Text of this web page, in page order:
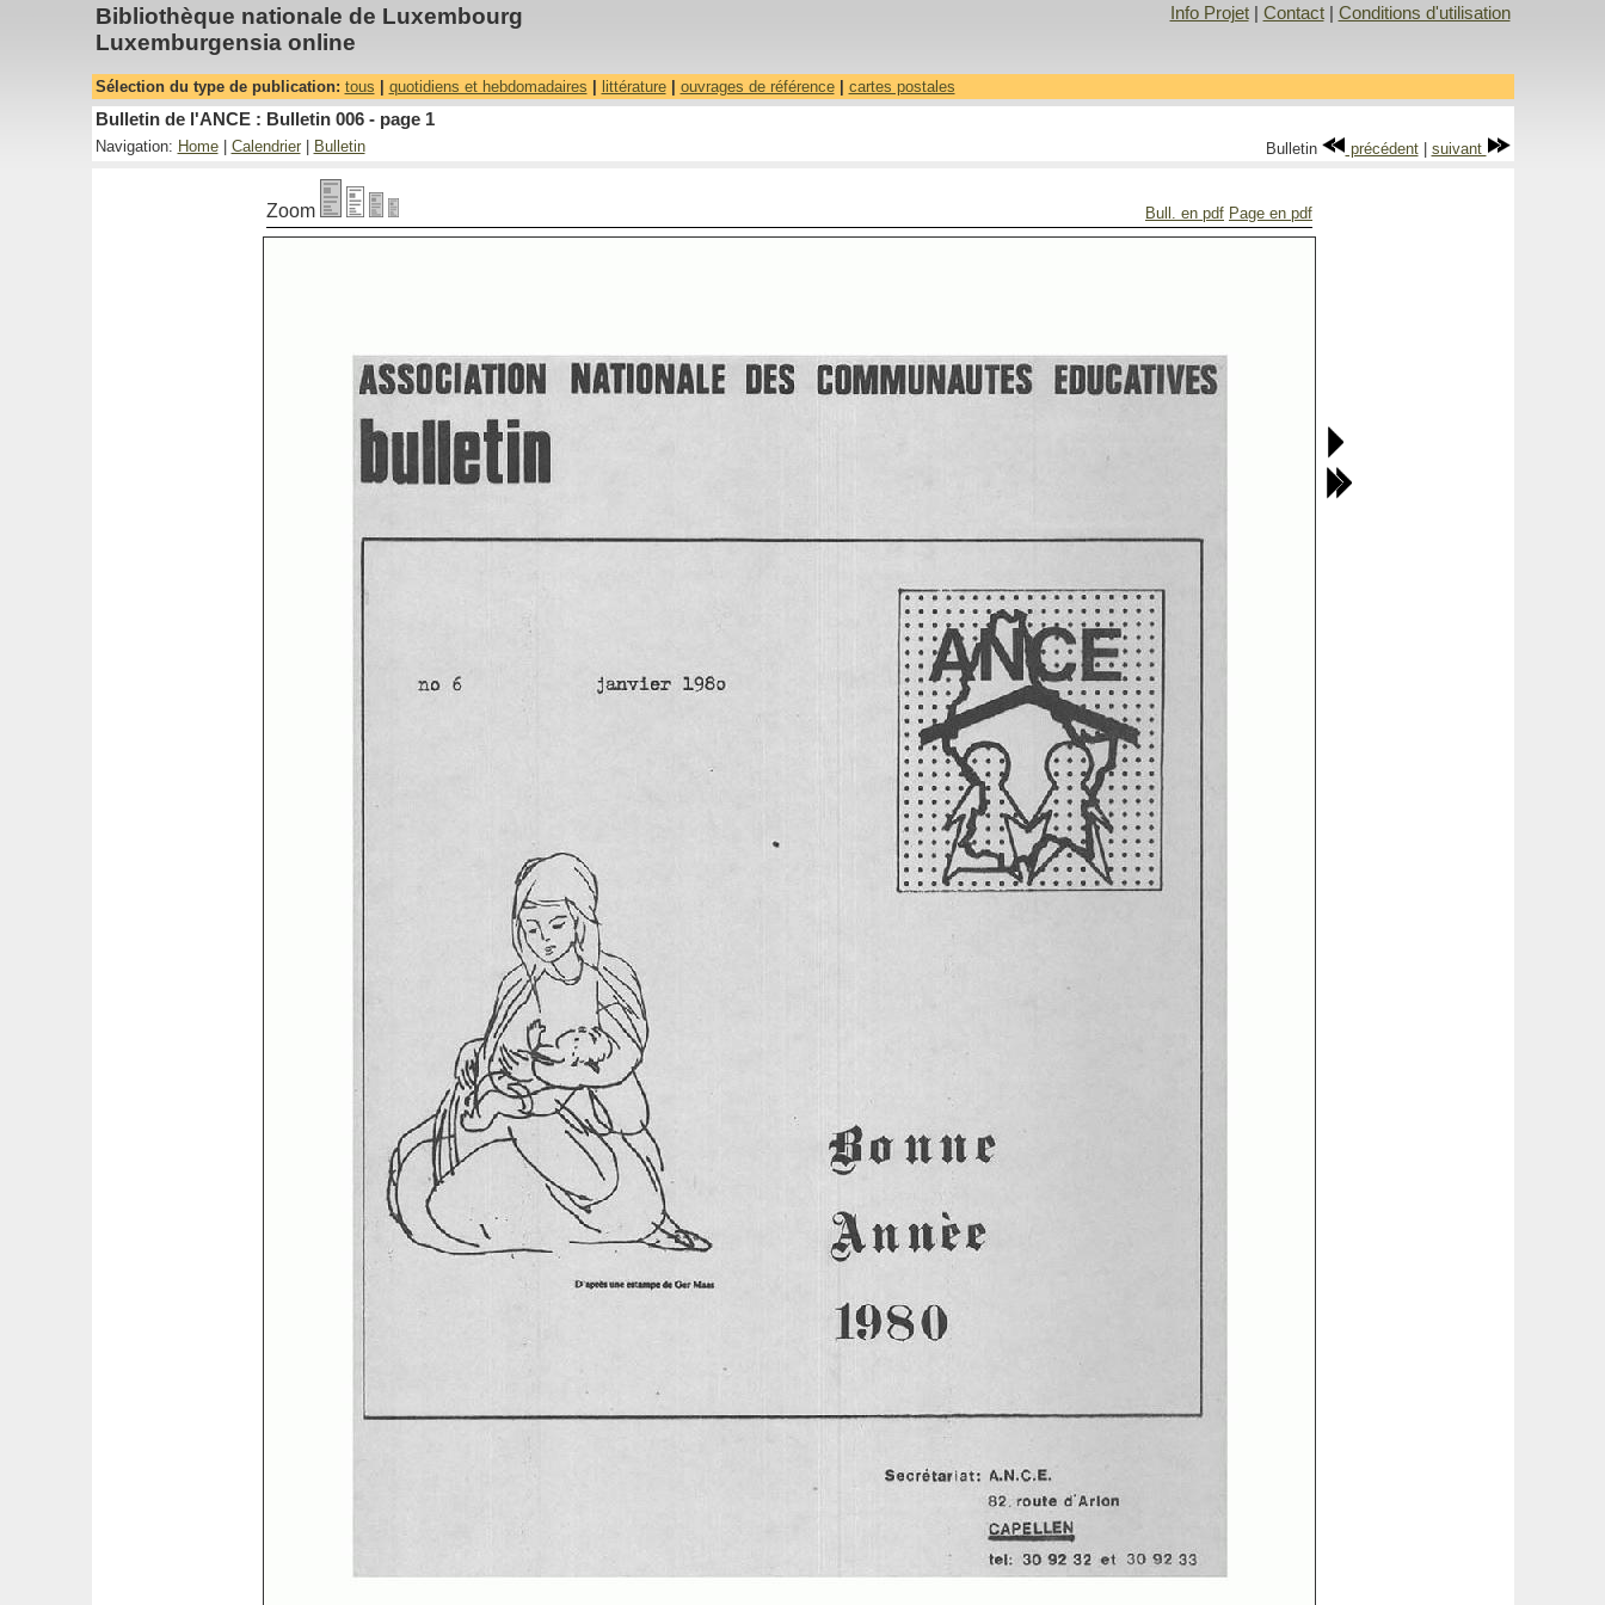
Bibliothèque nationale de Luxembourg
Luxemburgensia online
Info Projet| Contact| Conditions d'utilisation
Sélection du type de publication: tous quotidiens et hebdomadaires littérature| ouvrages de référence| cartes postales
Bulletin de l'ANCE : Bulletin 006 - page 1
Navigation: Home| Calendrier| Bulletin Bulletin précédent| suivant
Zoom Bull. en pdf Page en pdf